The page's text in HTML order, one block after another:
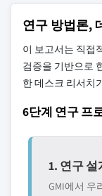
연구 방법론,
이 보고서는 직접
검증을 기반으로
한 데스크 리서치
6단계 연구 프
1. 연구
GMI에서 우